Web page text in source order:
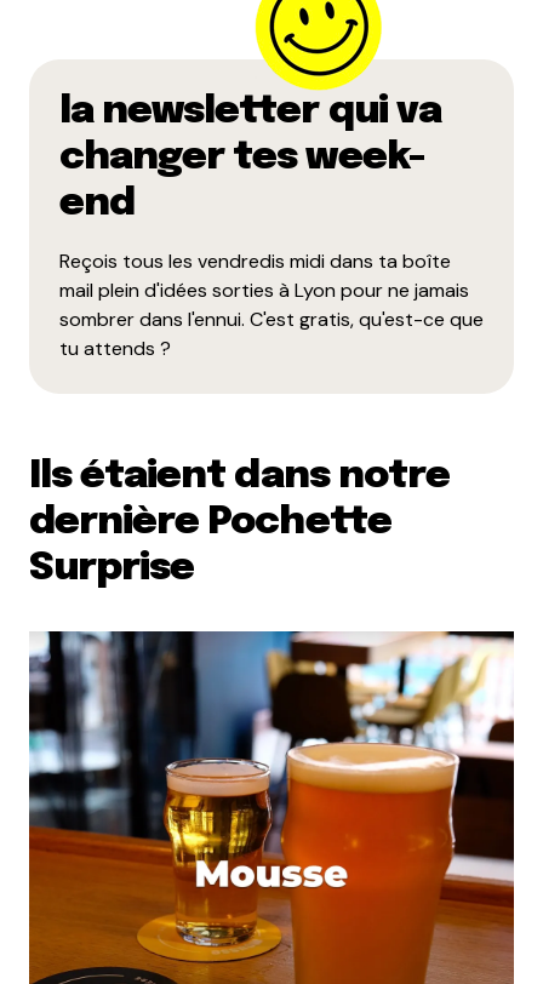
la newsletter qui va
changer tes week-
end
Reçois tous les vendredis midi dans ta boîte
mail plein d'idées sorties à Lyon pour ne jamais
sombrer dans l'ennui. C'est gratis, qu'est-ce que
tu attends ?
Ils étaient dans notre
dernière Pochette
Surprise